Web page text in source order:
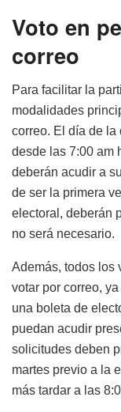
Voto en
correo
Para facilitar la
modalidades
correo. El día de la
desde las 7:00 am
deberán acudir a
de ser la primera
electoral, deberán
no será necesario.
Además, todos los
votar por correo,
una boleta de
puedan acudir
solicitudes deben
martes previo a la
más tardar a las